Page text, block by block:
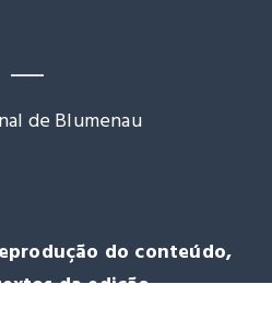
de Blumenau
do conteúdo,
da edição.